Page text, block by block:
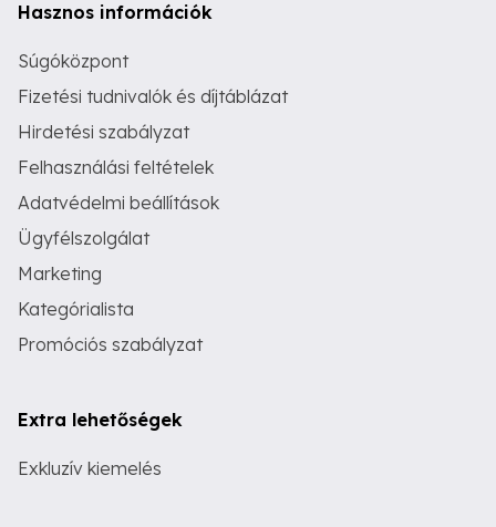
Hasznos információk
Súgóközpont
Fizetési tudnivalók és díjtáblázat
Hirdetési szabályzat
Felhasználási feltételek
Adatvédelmi beállítások
Ügyfélszolgálat
Marketing
Kategórialista
Promóciós szabályzat
Extra lehetőségek
Exkluzív kiemelés